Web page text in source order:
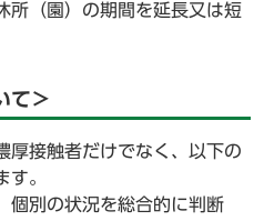
（園）の期間を延長又は短
て＞
厚接触者だけでなく、以下の
す。
個別の状況を総合的に判断